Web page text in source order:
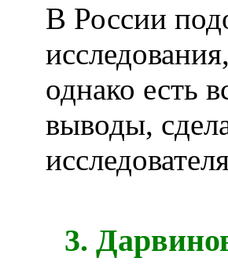
В России
однако есть
выводы,
3.